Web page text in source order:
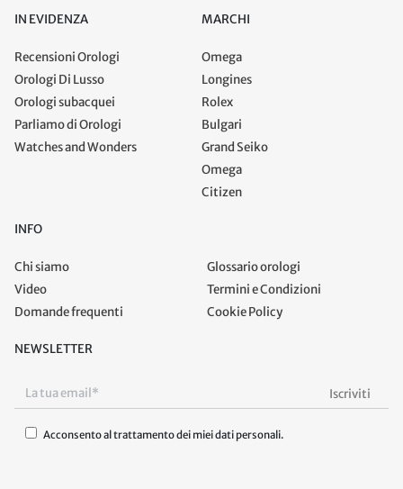
IN EVIDENZA
Recensioni Orologi
Orologi Di Lusso
Orologi subacquei
Parliamo di Orologi
Watches and Wonders
MARCHI
Omega
Longines
Rolex
Bulgari
Grand Seiko
Omega
Citizen
INFO
Chi siamo
Video
Domande frequenti
Glossario orologi
Termini e Condizioni
Cookie Policy
NEWSLETTER
Acconsento al trattamento dei miei dati personali.